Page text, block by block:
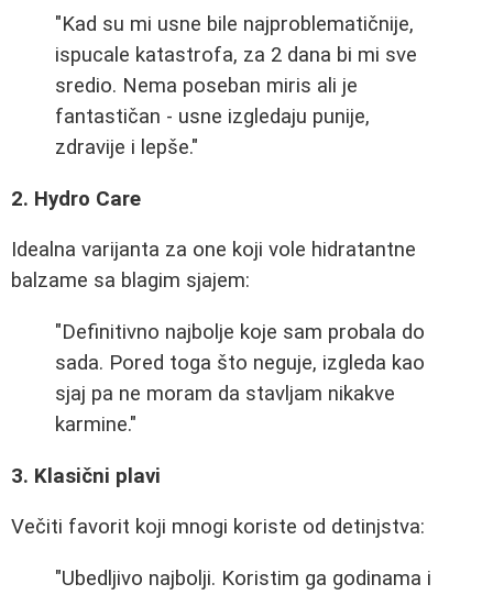
"Kad su mi usne bile najproblematičnije,
ispucale katastrofa, za 2 dana bi mi sve
sredio. Nema poseban miris ali je
fantastičan - usne izgledaju punije,
zdravije i lepše."
2. Hydro Care
Idealna varijanta za one koji vole hidratantne
balzame sa blagim sjajem:
"Definitivno najbolje koje sam probala do
sada. Pored toga što neguje, izgleda kao
sjaj pa ne moram da stavljam nikakve
karmine."
3. Klasični plavi
Večiti favorit koji mnogi koriste od detinjstva:
"Ubedljivo najbolji. Koristim ga godinama i